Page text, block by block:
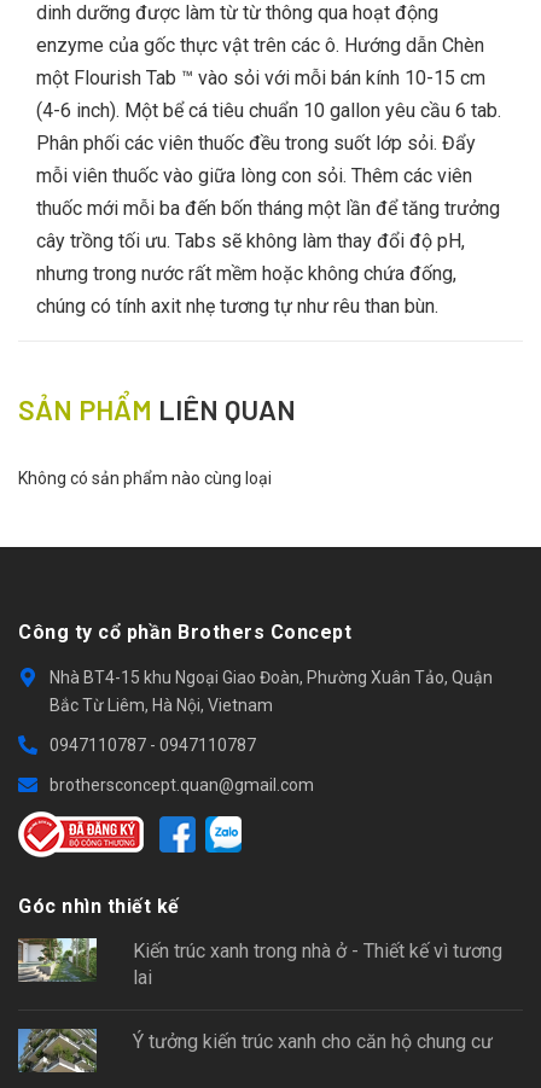
dinh dưỡng được làm từ từ thông qua hoạt động
enzyme của gốc thực vật trên các ô. Hướng dẫn Chèn
một Flourish Tab ™ vào sỏi với mỗi bán kính 10-15 cm
(4-6 inch). Một bể cá tiêu chuẩn 10 gallon yêu cầu 6 tab.
Phân phối các viên thuốc đều trong suốt lớp sỏi. Đẩy
mỗi viên thuốc vào giữa lòng con sỏi. Thêm các viên
thuốc mới mỗi ba đến bốn tháng một lần để tăng trưởng
cây trồng tối ưu. Tabs sẽ không làm thay đổi độ pH,
nhưng trong nước rất mềm hoặc không chứa đống,
chúng có tính axit nhẹ tương tự như rêu than bùn.
SẢN PHẨM LIÊN QUAN
Không có sản phẩm nào cùng loại
Công ty cổ phần Brothers Concept
Nhà BT4-15 khu Ngoại Giao Đoàn, Phường Xuân Tảo, Quận
Bắc Từ Liêm, Hà Nội, Vietnam
0947110787 - 0947110787
brothersconcept.quan@gmail.com
Góc nhìn thiết kế
Kiến trúc xanh trong nhà ở - Thiết kế vì tương
lai
Ý tưởng kiến trúc xanh cho căn hộ chung cư